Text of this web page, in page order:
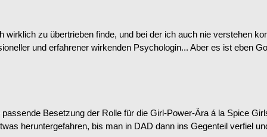
zu übertrieben finde, und bei der ich auch nie verstehen
und erfahrener wirkenden Psychologin... Aber es ist eben
Besetzung der Rolle für die Girl-Power-Ära á la Spice
heruntergefahren, bis man in DAD dann ins Gegenteil verfiel